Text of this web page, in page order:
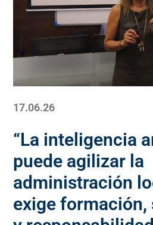
17.06.26
“La inteligencia
puede agilizar la
administración
exige formación,